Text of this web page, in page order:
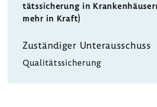
täts­si­che­rung in
mehr in Kraft)
Zustän­diger Unter­aus­schuss
Quali­täts­si­che­rung